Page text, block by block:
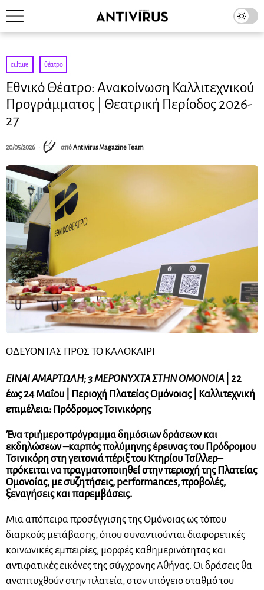
culture · θέατρο
Εθνικό Θέατρο: Ανακοίνωση Καλλιτεχνικού
Προγράμματος | Θεατρική Περίοδος 2026-
27
20/05/2026 απόAntivirus Magazine Team
ΟΔΕΥΟΝΤΑΣ ΠΡΟΣ ΤΟ ΚΑΛΟΚΑΙΡΙ
ΕΙΝΑΙ ΑΜΑΡΤΩΛΗ; 3 ΜΕΡΟΝΥΧΤΑ ΣΤΗΝ ΟΜΟΝΟΙΑ| 22
έως 24 Μαΐου | Περιοχή Πλατείας Ομόνοιας | Καλλιτεχνική
επιμέλεια: Πρόδρομος Τσινικόρης
Ένα τριήμερο πρόγραμμα δημόσιων δράσεων και
εκδηλώσεων –καρπός πολύμηνης έρευνας του Πρόδρομου
Τσινικόρη στη γειτονιά πέριξ του Κτηρίου Τσίλλερ–
πρόκειται να πραγματοποιηθεί στην περιοχή της Πλατείας
Ομονοίας, με συζητήσεις, performances, προβολές,
ξεναγήσεις και παρεμβάσεις.
Μια απόπειρα προσέγγισης της Ομόνοιας ως τόπου
διαρκούς μετάβασης, όπου συναντιούνται διαφορετικές
κοινωνικές εμπειρίες, μορφές καθημερινότητας και
αντιφατικές εικόνες της σύγχρονης Αθήνας. Οι δράσεις θα
αναπτυχθούν στην πλατεία, στον υπόγειο σταθμό του